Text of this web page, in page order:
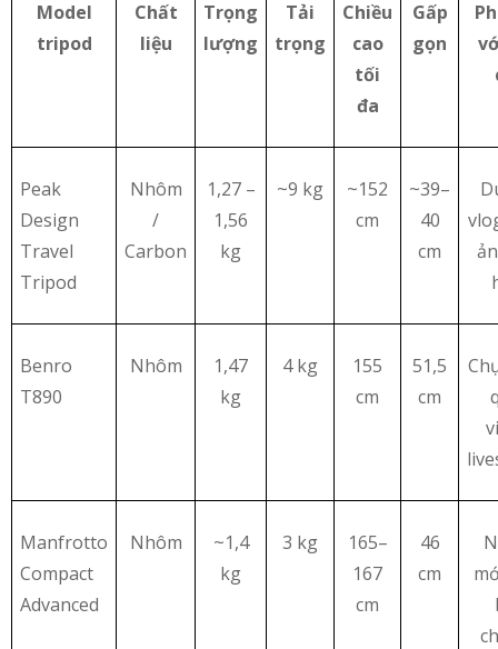
Model
tripod
Chất
liệu
Trọng
lượng
Tải
trọng
Chiều
cao
tối
đa
Gấp
gọn
Peak
Design
Travel
Tripod
Nhôm
/
Carbon
1,27 –
1,56
kg
~9 kg
~152
cm
~39–
40
cm
Benro
T890
Nhôm
1,47
kg
4 kg
155
cm
51,5
cm
Manfrotto
Compact
Advanced
Nhôm
~1,4
kg
3 kg
165–
167
cm
46
cm